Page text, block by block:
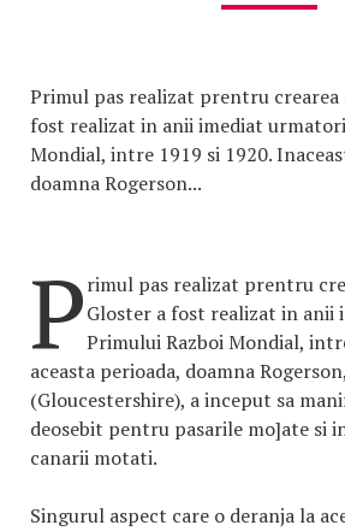
Primul pas realizat prentru
fost realizat in anii imediat
Mondial, intre 1919 si 1920.
doamna Rogerson...
Primul pas realizat prentru
Gloster a fost realizat in anii
Primului Razboi Mondial,
aceasta perioada, doamna
(Gloucestershire), a inceput sa
deosebit pentru pasarile mo]ate si
canarii motati.
Singurul aspect care o deranja la